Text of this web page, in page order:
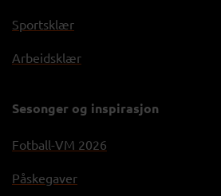
Sportsklær
Arbeidsklær
Sesonger og inspirasjon
Fotball-VM 2026
Påskegaver